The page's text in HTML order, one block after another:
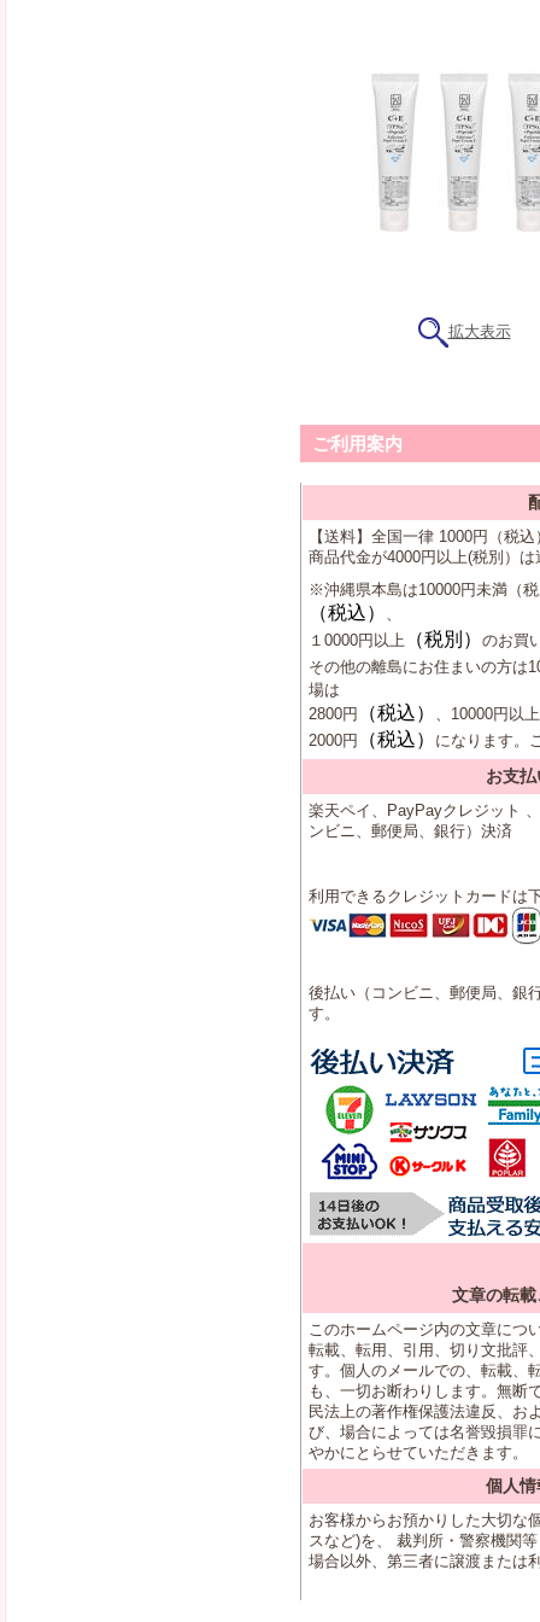
拡大表示
ご利用案内
【送料】全国一律 1000円（税
商品代金が4000円以上(税別）
※沖縄県本島は10000円未満（
（税込）
、
１0000円以上 （税別） のお買
その他の離島にお住まいの方は
場は
2800円
（税込）
、10000円以上
2000円
（税込） になります。
お支
楽天ペイ、PayPayクレジット 、
ンビニ、郵便局、銀行）決済
利用できるクレジットカードは
後払い（コンビニ、郵便局、銀
す。
文章の転
このホームページ内の文章につ
転載、転用、引用、切り文批評
す。個人のメールでの、転載、
も、一切お断わりします。無断
民法上の著作権保護法違反、お
び、場合によっては名誉毀損罪
やかにとらせていただきます。
個人
お客様からお預かりした大切な
スなど)を、 裁判所・警察機関
場合以外、第三者に譲渡または